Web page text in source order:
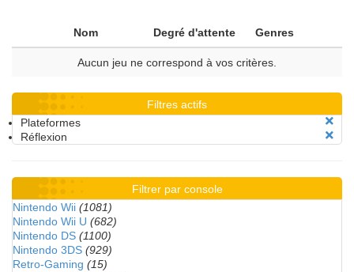
Nom Degré d'attente Genres
Aucun jeu ne correspond à vos critères.
Filtres actifs
Plateformes
Réflexion
Filtrer par console
Nintendo Wii (1081)
Nintendo Wii U (682)
Nintendo DS (1100)
Nintendo 3DS (929)
Retro-Gaming (15)